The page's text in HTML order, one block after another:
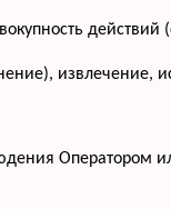
извлечение,